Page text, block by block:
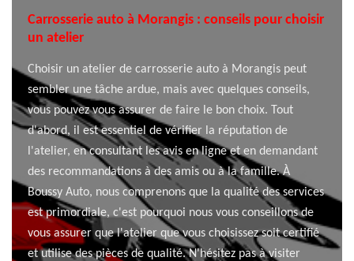
Carrosserie auto à Morangis : conseils pour choisir
un atelier
Choisir un atelier de carrosserie auto à Morangis peut
sembler une tâche ardue, mais avec quelques conseils,
vous pouvez vous assurer de faire le bon choix. Tout
d'abord, il est essentiel de vérifier la réputation de
l'atelier, en consultant les avis en ligne et en demandant
des recommandations à des amis ou à la famille. À
Boussy Auto, nous comprenons que la qualité des services
est primordiale, c'est pourquoi nous vous conseillons de
vous assurer que l'atelier que vous choisissez soit certifié
et utilise des pièces de qualité. N'hésitez pas à visiter